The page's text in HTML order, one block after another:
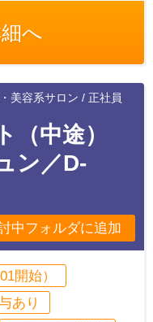
へ
美容系サロン / 正社員
（中途）
ン／D-
中フォルダに追加
開始）
あり